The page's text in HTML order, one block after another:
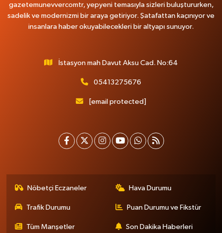
gazetemunevvercomtr, yepyeni temasıyla sizleri buluştururken,
sadelik ve modernizmi bir araya getiriyor. Şatafattan kaçınıyor ve
insanlara haber okuyabilecekleri bir altyapı sunuyor.
İstasyon mah Davut Aksu Cad. No:64
05413275676
[email protected]
Nöbetçi Eczaneler Hava Durumu
Trafik Durumu Puan Durumu ve Fikstür
Tüm Manşetler Son Dakika Haberleri